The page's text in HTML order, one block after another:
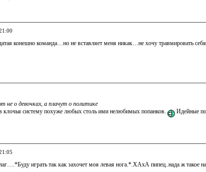
конешно команда…но не вставляет меня никак…не хочу травмировать
не о девочках, а плачут о политике
клочья систему похуже любых столь ими нелюбимых попанков.
Идейные
играть так как захочет моя левая нога.*.ХАхА пипец..нада ж